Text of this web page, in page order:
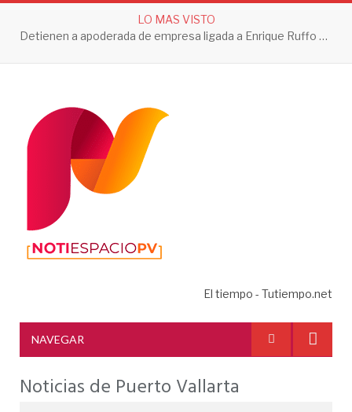
LO MAS VISTO
Detienen a apoderada de empresa ligada a Enrique Ruffo por investigación de Huachicol Fiscal
El tiempo - Tutiempo.net
NAVEGAR
Noticias de Puerto Vallarta